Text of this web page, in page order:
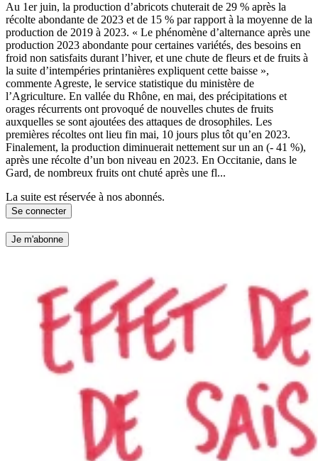
Au 1er juin, la production d’abricots chuterait de 29 % après la
récolte abondante de 2023 et de 15 % par rapport à la moyenne de la
production de 2019 à 2023. « Le phénomène d’alternance après une
production 2023 abondante pour certaines variétés, des besoins en
froid non satisfaits durant l’hiver, et une chute de fleurs et de fruits à
la suite d’intempéries printanières expliquent cette baisse »,
commente Agreste, le service statistique du ministère de
l’Agriculture. En vallée du Rhône, en mai, des précipitations et
orages récurrents ont provoqué de nouvelles chutes de fruits
auxquelles se sont ajoutées des attaques de drosophiles. Les
premières récoltes ont lieu fin mai, 10 jours plus tôt qu’en 2023.
Finalement, la production diminuerait nettement sur un an (- 41 %),
après une récolte d’un bon niveau en 2023. En Occitanie, dans le
Gard, de nombreux fruits ont chuté après une fl...
La suite est réservée à nos abonnés.
Se connecter
Je m'abonne